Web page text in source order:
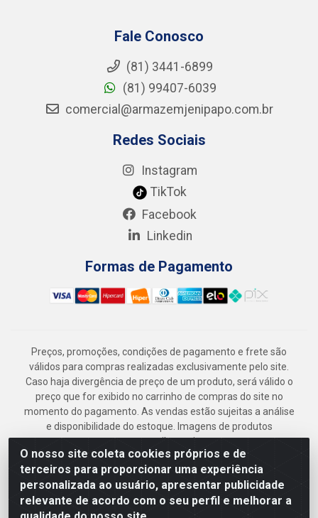
O nosso site coleta cookies próprios e de
terceiros para proporcionar uma experiência
personalizada ao usuário, apresentar publicidade
relevante de acordo com o seu perfil e melhorar a
Fale Conosco
(81) 3441-6899
(81) 99407-6039
comercial@armazemjenipapo.com.br
Redes Sociais
Instagram
TikTok
Facebook
Linkedin
Formas de Pagamento
Preços, promoções, condições de pagamento e frete são
válidos para compras realizadas exclusivamente pelo site.
Caso haja divergência de preço de um produto, será válido o
preço que for exibido no carrinho de compras do site no
momento do pagamento. As vendas estão sujeitas a análise
e disponibilidade do estoque. Imagens de produtos
meramente ilustrativas.
Armazém Jenipapo Materiais de Construção em Geral
LTDA - Rua das Flores, 2691 - Guabiraba, Recife/PE - CEP
52.291-630 - CNPJ 41.097.379/0001-